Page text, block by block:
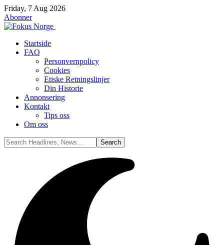
Friday, 7 Aug 2026
Abonner
Startside
FAQ
Personvernpolicy
Cookies
Etiske Retningslinjer
Din Historie
Annonsering
Kontakt
Tips oss
Om oss